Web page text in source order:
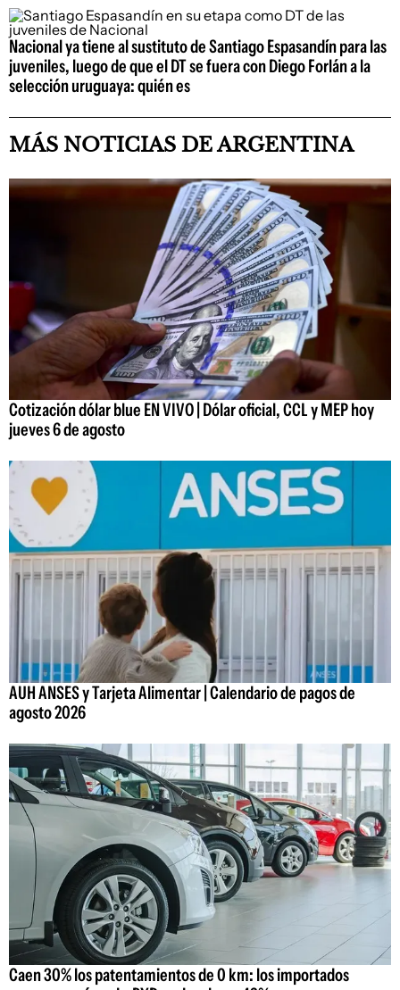
Nacional ya tiene al sustituto de Santiago Espasandín para las
juveniles, luego de que el DT se fuera con Diego Forlán a la
selección uruguaya: quién es
MÁS NOTICIAS DE ARGENTINA
Cotización dólar blue EN VIVO | Dólar oficial, CCL y MEP hoy
jueves 6 de agosto
AUH ANSES y Tarjeta Alimentar | Calendario de pagos de
agosto 2026
Caen 30% los patentamientos de 0 km: los importados